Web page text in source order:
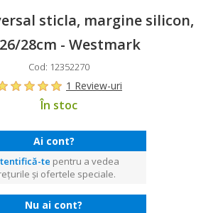
sticla, margine silicon,
28cm - Westmark
Cod: 12352270
1 Review-uri
În stoc
Ai cont?
te pentru a vedea
și ofertele speciale.
Nu ai cont?